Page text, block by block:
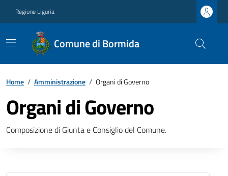
Regione Liguria
Comune di Bormida
Home / Amministrazione / Organi di Governo
Organi di Governo
Composizione di Giunta e Consiglio del Comune.